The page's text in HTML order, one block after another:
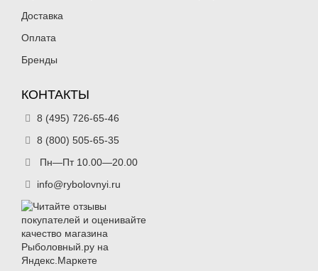
Доставка
Оплата
Бренды
КОНТАКТЫ
8 (495) 726-65-46
8 (800) 505-65-35
Пн—Пт 10.00—20.00
info@rybolovnyi.ru